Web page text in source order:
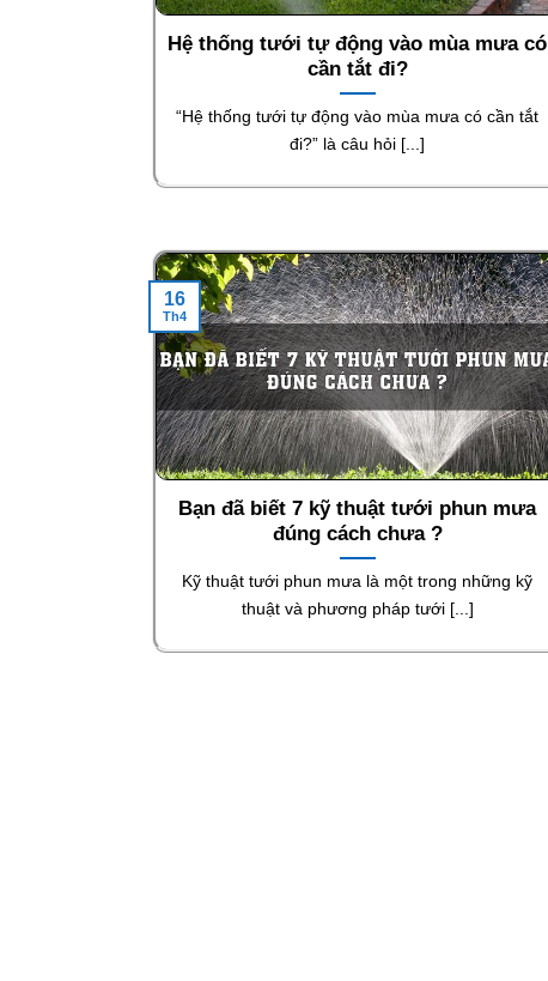
Hệ thống tưới tự động vào mùa mưa có
cần tắt đi?
“Hệ thống tưới tự động vào mùa mưa có cần tắt
đi?” là câu hỏi [...]
Bạn đã biết 7 kỹ thuật tưới phun mưa
đúng cách chưa ?
Kỹ thuật tưới phun mưa là một trong những kỹ
thuật và phương pháp tưới [...]
16
Th4